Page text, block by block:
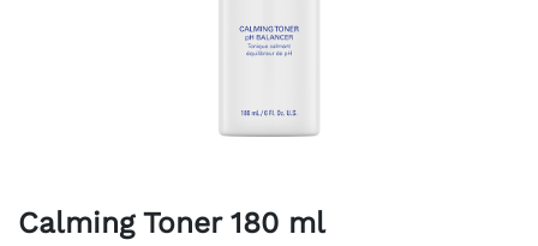
Calming Toner 180 ml